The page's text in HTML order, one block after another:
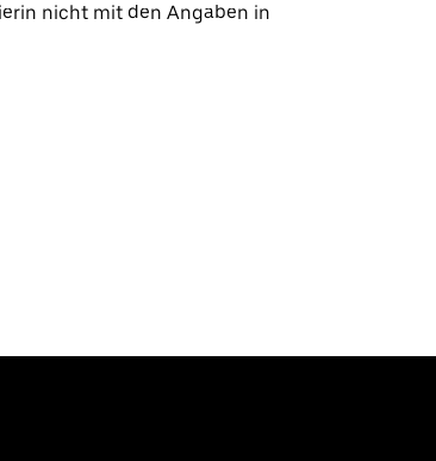
nicht mit den Angaben in